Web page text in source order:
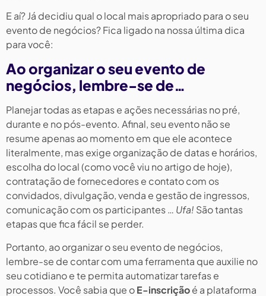
E aí? Já decidiu qual o local mais apropriado para o seu
evento de negócios? Fica ligado na nossa última dica
para você:
Ao organizar o seu evento de
negócios, lembre-se de…
Planejar todas as etapas e ações necessárias no pré,
durante e no pós-evento. Afinal, seu evento não se
resume apenas ao momento em que ele acontece
literalmente, mas exige organização de datas e horários,
escolha do local (como você viu no artigo de hoje),
contratação de fornecedores e contato com os
convidados, divulgação, venda e gestão de ingressos,
comunicação com os participantes … Ufa! São tantas
etapas que fica fácil se perder.
Portanto, ao organizar o seu evento de negócios,
lembre-se de contar com uma ferramenta que auxilie no
seu cotidiano e te permita automatizar tarefas e
processos. Você sabia que oE-inscriçãoé a plataforma